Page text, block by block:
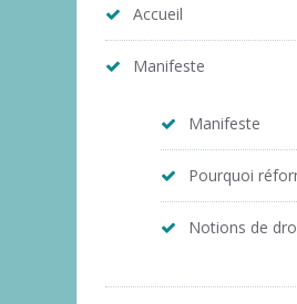
Accueil
Manifeste
Manifeste
Pourquoi
Notions de